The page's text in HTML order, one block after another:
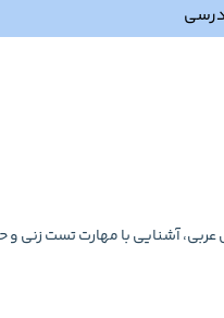
آشنایی با مهارت تست زنی